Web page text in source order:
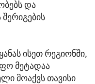
და
ისეთ რეგიონში,
მეტადაა
მოაქვს თავისი